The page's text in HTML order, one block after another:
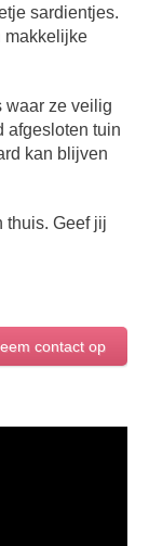
sardientjes.
makkelijke
waar ze veilig
afgesloten tuin
kan blijven
thuis. Geef jij
contact op